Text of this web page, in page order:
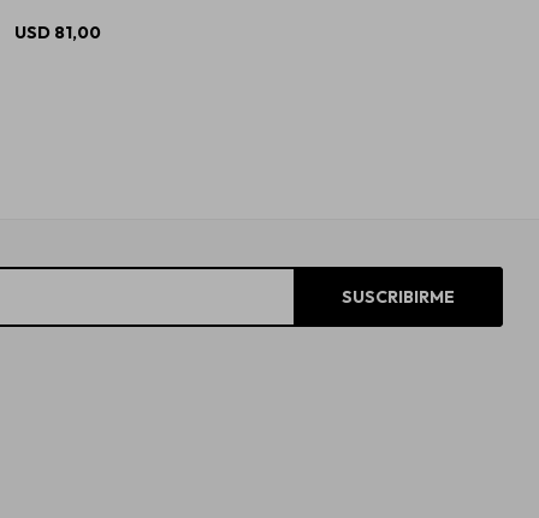
USD 81,00
SUSCRIBIRME